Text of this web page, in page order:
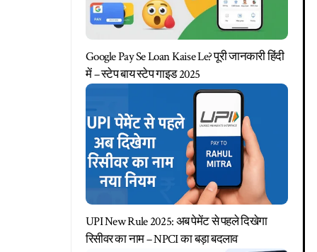
Google Pay Se Loan Kaise Le? पूरी जानकारी हिंदी
में – स्टेप बाय स्टेप गाइड 2025
UPI New Rule 2025: अब पेमेंट से पहले दिखेगा
रिसीवर का नाम – NPCI का बड़ा बदलाव